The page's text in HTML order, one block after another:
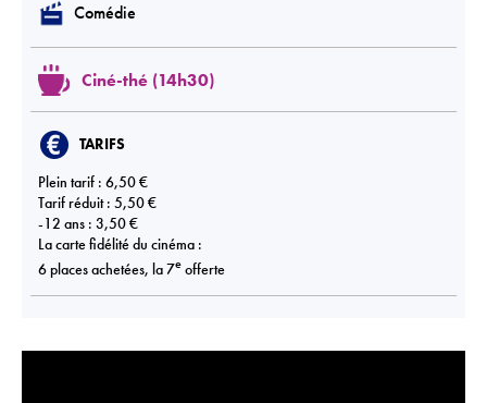
Comédie
Ciné-thé (14h30)
TARIFS
Plein tarif : 6,50 €
Tarif réduit : 5,50 €
-12 ans : 3,50 €
La carte fidélité du cinéma :
6 places achetées, la 7e offerte